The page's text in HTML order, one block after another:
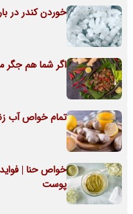
خوردن کندر در
اگر شما هم جگر
تمام خواص آب
خواص حنا |
پوست